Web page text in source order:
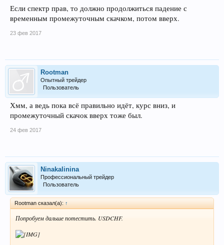
Если спектр прав, то должно продолжиться падение с
временным промежуточным скачком, потом вверх.
23 фев 2017
Rootman
Опытный трейдер
Пользователь
Хмм, а ведь пока всё правильно идёт, курс вниз, и
промежуточный скачок вверх тоже был.
24 фев 2017
Ninakalinina
Профессиональный трейдер
Пользователь
Rootman сказал(а): ↑
Попробуем дальше потестить. USDCHF.